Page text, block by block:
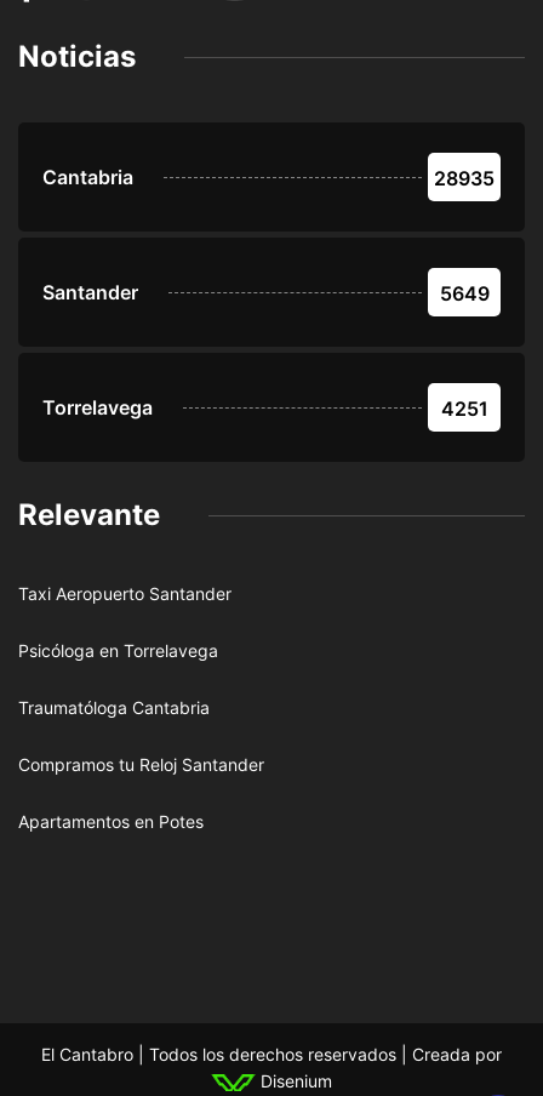
Noticias
Cantabria 28935
Santander 5649
Torrelavega 4251
Relevante
Taxi Aeropuerto Santander
Psicóloga en Torrelavega
Traumatóloga Cantabria
Compramos tu Reloj Santander
Apartamentos en Potes
El Cantabro | Todos los derechos reservados | Creada por
Disenium